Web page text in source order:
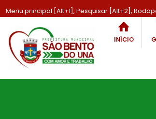
Menu principal [Alt+1], Pesquisar [Alt+2],
INÍCIO